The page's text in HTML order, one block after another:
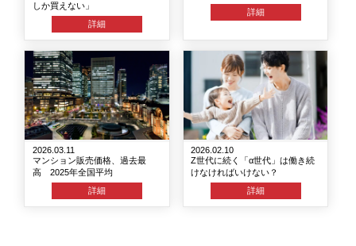
しか買えない」
詳細
詳細
2026.03.11
マンション販売価格、過去最
高 2025年全国平均
詳細
2026.02.10
Z世代に続く「α世代」は働き続
けなければいけない？
詳細